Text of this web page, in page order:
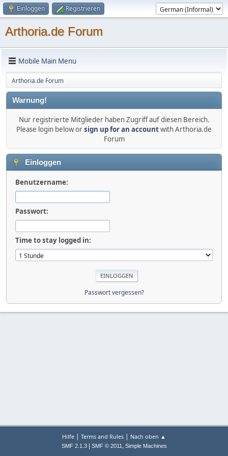
Einloggen Registrieren
Arthoria.de Forum
Mobile Main Menu
Arthoria.de Forum
Warnung!
Nur registrierte Mitglieder haben Zugriff auf diesen Bereich.
Please login below orsign up for an accountwith Arthoria.de
Forum
Einloggen
Benutzername:
Passwort:
Time to stay logged in:
Passwort vergessen?
Hilfe | Terms and Rules | Nach oben ▲
SMF 2.1.3| SMF © 2011, Simple Machines